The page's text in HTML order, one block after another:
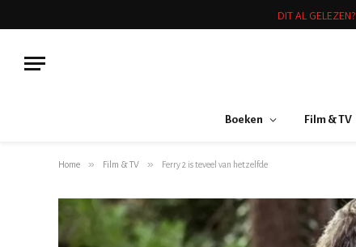
DIT AL GELEZEN?
Boeken Film & TV
Home » Film & TV » Ferry 2 is teveel van hetzelfde